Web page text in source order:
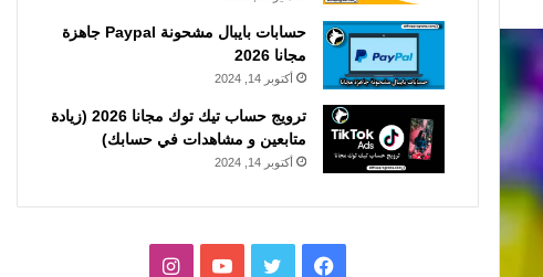
حسابات بايبال مشحونة Paypal جاهزة
مجانا 2026
أكتوبر 14, 2024
ترويج حساب تيك توك مجانا 2026 (زيادة
متابعين و مشاهدات في حسابك)
أكتوبر 14, 2024
فيسبوكتويتر يوتيوبانستقرام